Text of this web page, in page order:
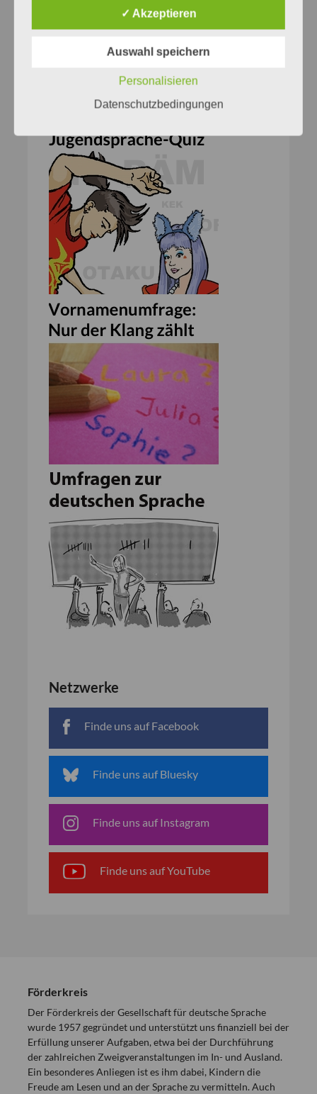
Rubrik Ortho-/Typografie
Wortbildung
Netzwerke
Finde uns auf Facebook
Finde uns auf Bluesky
Finde uns auf Instagram
Finde uns auf YouTube
Förderkreis
Der Förderkreis der Gesellschaft für deutsche Sprache
wurde 1957 gegründet und unterstützt uns finanziell bei der
Erfüllung unserer Aufgaben, etwa bei der Durchführung
der zahlreichen Zweigveranstaltungen im In- und Ausland.
Ein besonderes Anliegen ist es ihm dabei, Kindern die
Freude am Lesen und an der Sprache zu vermitteln. Auch
✓ Akzeptieren
Auswahl speichern
Personalisieren
Datenschutzbedingungen